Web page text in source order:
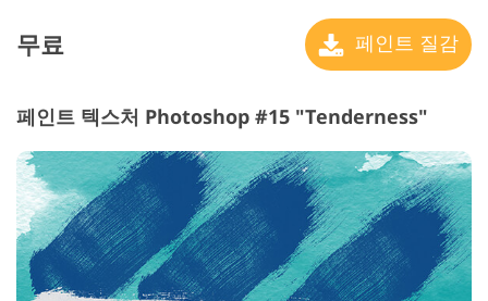
무료 페인트 질감
페인트 텍스처 Photoshop #15 "Tenderness"